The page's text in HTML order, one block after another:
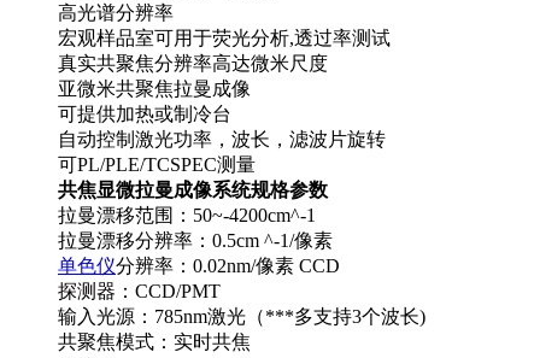
高光谱分辨率
宏观样品室可用于荧光分析,透过率测试
真实共聚焦分辨率高达微米尺度
亚微米共聚焦拉曼成像
可提供加热或制冷台
自动控制激光功率，波长，滤波片旋转
可PL/PLE/TCSPEC测量
共焦显微拉曼成像系统规格参数
拉曼漂移范围：50~-4200cm^-1
拉曼漂移分辨率：0.5cm ^-1/像素
单色仪分辨率：0.02nm/像素 CCD
探测器：CCD/PMT
输入光源：785nm激光（***多支持3个波长)
共聚焦模式：实时共焦